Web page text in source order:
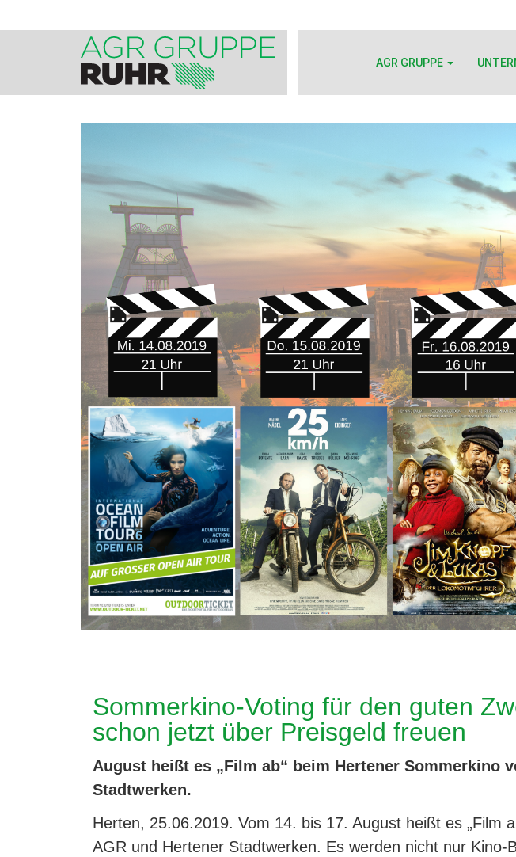
AGR GRUPPE
Sommerkino-Voting für den guten
schon jetzt über Preisgeld freuen
August heißt es „Film ab“ beim Hertener Sommerkino
Stadtwerken.
Herten, 25.06.2019. Vom 14. bis 17. August heißt es „Film
AGR und Hertener Stadtwerken. Es werden nicht nur Kino-